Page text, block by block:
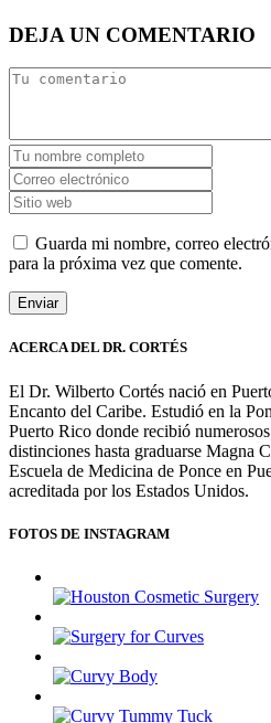
DEJA UN COMENTARIO
Guarda mi nombre, correo
para la próxima vez que comente.
ACERCA DEL DR. CORTÉS
El Dr. Wilberto Cortés nació en
Encanto del Caribe. Estudió en la
Puerto Rico donde recibió
distinciones hasta graduarse Magna
Escuela de Medicina de Ponce en
acreditada por los Estados Unidos.
FOTOS DE INSTAGRAM